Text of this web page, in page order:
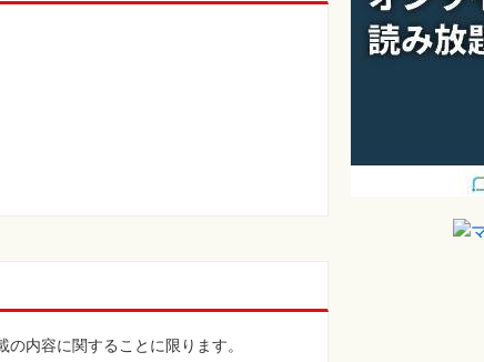
内容に関することに限ります。